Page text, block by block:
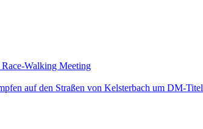
Walking Meeting
auf den Straßen von Kelsterbach um DM-Titel